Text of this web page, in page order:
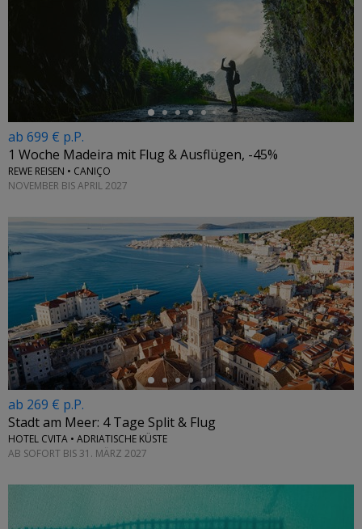
ab 699 € p.P.
1 Woche Madeira mit Flug & Ausflügen, -45%
REWE REISEN • CANIÇO
NOVEMBER BIS APRIL 2027
←
ab 269 € p.P.
Stadt am Meer: 4 Tage Split & Flug
HOTEL CVITA • ADRIATISCHE KÜSTE
AB SOFORT BIS 31. MÄRZ 2027